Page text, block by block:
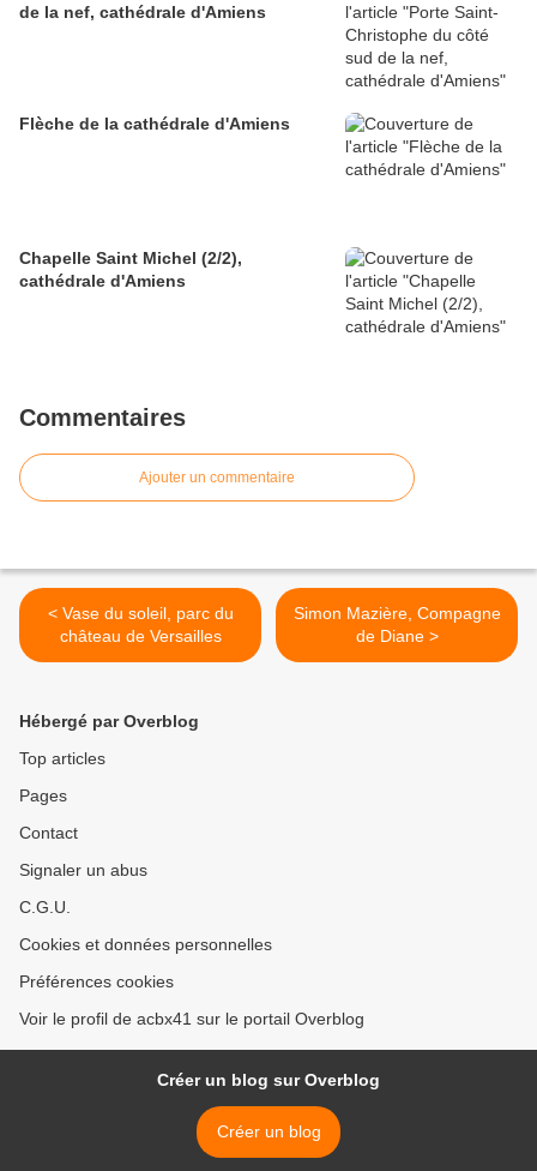
de la nef, cathédrale d'Amiens
Flèche de la cathédrale d'Amiens
Chapelle Saint Michel (2/2),
cathédrale d'Amiens
Commentaires
Ajouter un commentaire
< Vase du soleil, parc du
château de Versailles
Simon Mazière, Compagne
de Diane >
Hébergé par Overblog
Top articles
Pages
Contact
Signaler un abus
C.G.U.
Cookies et données personnelles
Préférences cookies
Voir le profil de acbx41 sur le portail Overblog
Créer un blog sur Overblog
Créer un blog